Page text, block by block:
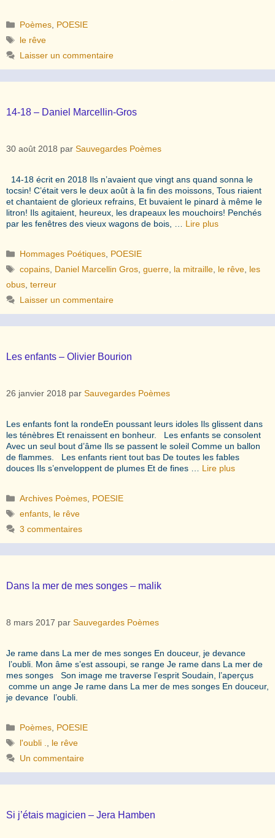
Catégories
Poèmes POESIE
Étiquettes
le rêve
Laisser un commentaire
14-18 – Daniel Marcellin-Gros
30 août 2018 par Sauvegardes Poèmes
14-18 écrit en 2018 Ils n’avaient que vingt ans quand sonna le
tocsin! C’était vers le deux août à la fin des moissons, Tous riaient
et chantaient de glorieux refrains, Et buvaient le pinard à même le
litron! Ils agitaient, heureux, les drapeaux les mouchoirs! Penchés
par les fenêtres des vieux wagons de bois, … Lire plus
Catégories
Hommages Poétiques POESIE
Étiquettes
copains Daniel Marcellin Gros ,guerre la mitraille le rêve les
obus terreur
Laisser un commentaire
Les enfants – Olivier Bourion
26 janvier 2018 par Sauvegardes Poèmes
Les enfants font la rondeEn poussant leurs idoles Ils glissent dans
les ténèbres Et renaissent en bonheur. Les enfants se consolent
Avec un seul bout d’âme Ils se passent le soleil Comme un ballon
de flammes. Les enfants rient tout bas De toutes les fables
douces Ils s’enveloppent de plumes Et de fines … Lire plus
Catégories
Archives Poèmes POESIE
Étiquettes
enfants le rêve
3 commentaires
Dans la mer de mes songes – malik
8 mars 2017 par Sauvegardes Poèmes
Je rame dans La mer de mes songes En douceur, je devance
l’oubli. Mon âme s’est assoupi, se range Je rame dans La mer de
mes songes Son image me traverse l’esprit Soudain, l’aperçus
comme un ange Je rame dans La mer de mes songes En douceur,
je devance l’oubli.
Catégories
Poèmes POESIE
Étiquettes
l'oubli .
le rêve
Un commentaire
Si j’étais magicien – Jera Hamben